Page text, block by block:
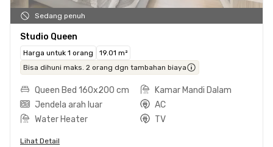
Sedang penuh
Studio Queen
Harga untuk 1 orang
19.01 m²
Bisa dihuni maks. 2 orang dgn tambahan biaya
Queen Bed 160x200 cm
Kamar Mandi Dalam
Jendela arah luar
AC
Water Heater
TV
Lihat Detail